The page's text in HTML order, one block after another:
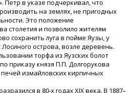
Петр в указе подчеркивал, что
на землях, не пригодных
Это положение
столетия и позволило жителям
сохранить луга в пойме Яузы, у
острова, возле деревень.
торфа из Яузских болот
приказу князя П.П. Долгорукова
измайловских кирпичных
в 80-х годах XIX века. В 1887–